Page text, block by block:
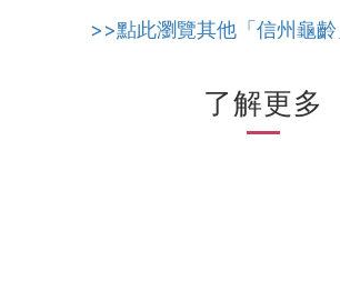
>>點此瀏覽其他「信州龜
了解更多